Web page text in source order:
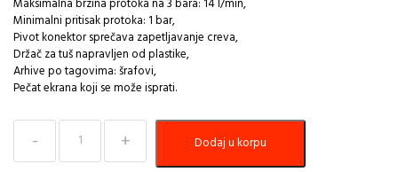
Maksimalna brzina protoka na 3 bara: 14 l/min,
Minimalni pritisak protoka: 1 bar,
Pivot konektor sprečava zapetljavanje creva,
Držač za tuš napravljen od plastike,
Arhive po tagovima: šrafovi,
Pečat ekrana koji se može isprati.
Tuš
ručka
sa
Dodaj u korpu